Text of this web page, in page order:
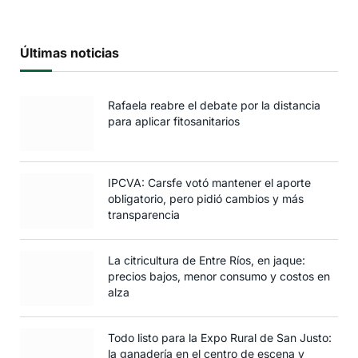
Últimas noticias
Rafaela reabre el debate por la distancia
para aplicar fitosanitarios
IPCVA: Carsfe votó mantener el aporte
obligatorio, pero pidió cambios y más
transparencia
La citricultura de Entre Ríos, en jaque:
precios bajos, menor consumo y costos en
alza
Todo listo para la Expo Rural de San Justo:
la ganadería en el centro de escena y